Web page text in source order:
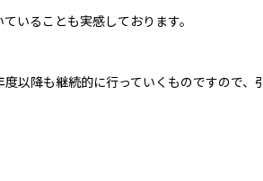
いることも実感しております。
以降も継続的に行っていくものですので、